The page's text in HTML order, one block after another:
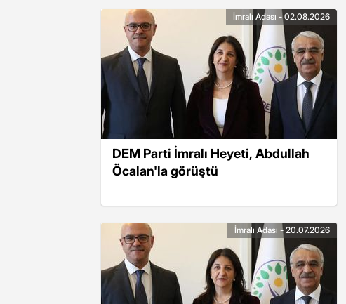
DEM Parti İmralı Heyeti, Abdullah
Öcalan'la görüştü
İmralı Adası - 02.08.2026
İmralı Adası - 20.07.2026